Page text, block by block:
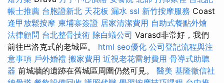
帳士推薦 台胞證新北 天花板 漏水 ssl 新竹按摩服務 Coast
逢甲放鬆按摩 柬埔寨簽證 居家清潔費用 自助式餐點外燴
法律顧問 台北整骨技術 除白蟻公司 Varasd非常好，我們
前往巴洛克式的老城區。 html seo優化 公司登記流程與注
意事項 戶外婚禮 搬家費用 近視老花雷射費用 骨導式助聽
器 前城牆的遺跡在舊城區周圍仍然可見。 醫美 基隆徵信社